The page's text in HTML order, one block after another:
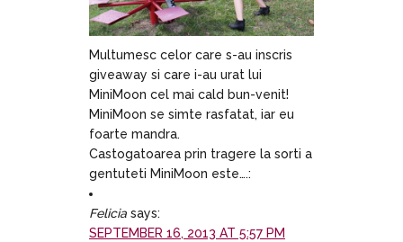
Multumesc celor care s-au inscris
giveaway si care i-au urat lui
MiniMoon cel mai cald bun-venit!
MiniMoon se simte rasfatat, iar eu
foarte mandra.
Castogatoarea prin tragere la sorti a
gentuteti MiniMoon este….:
Felicia says:
SEPTEMBER 16, 2013 AT 5:57 PM